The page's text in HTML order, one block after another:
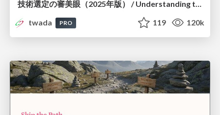
技術選定の審美眼（2025年版） / Understanding the Spiral of Technologies 2025 edition
twada
PRO 119 120k